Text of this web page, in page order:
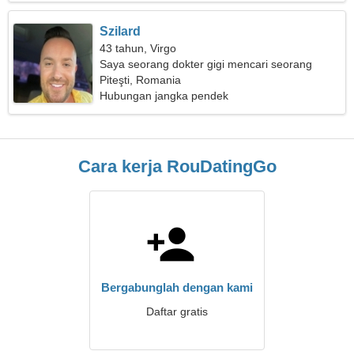
Szilard
43 tahun, Virgo
Saya seorang dokter gigi mencari seorang
wanita yang penuh kasih sayang
Piteşti, Romania
Hubungan jangka pendek
Cara kerja RouDatingGo
Bergabunglah dengan kami
Daftar gratis